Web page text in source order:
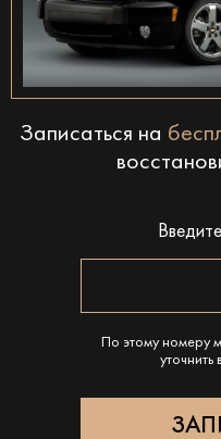
Записаться на
По этому номеру
уточнить